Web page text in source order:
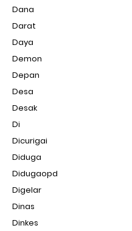
Dana
Darat
Daya
Demon
Depan
Desa
Desak
Di
Dicurigai
Diduga
Didugaopd
Digelar
Dinas
Dinkes